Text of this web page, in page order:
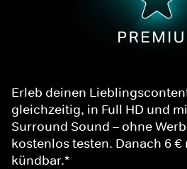
Erleb deinen
gleichzeitig, in Full HD und
Surround Sound – ohne
kostenlos testen. Danach 6
kündbar.*